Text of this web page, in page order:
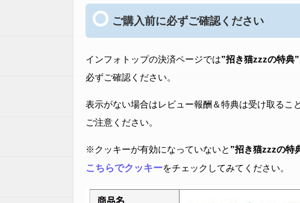
ご購入前に必ずご確認ください
インフォトップの決済ページでは”招き猫zzzの特典”
必ずご確認ください。
表示がない場合はレビュー報酬＆特典は受け取るこ
ご注意ください。
※クッキーが有効になっていないと ”招き猫zzzの特
こちらでクッキーをチェックしてみてください。